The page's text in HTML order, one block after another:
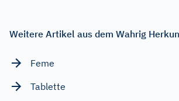
Weitere Artikel aus dem Wahrig
Feme
Tablette